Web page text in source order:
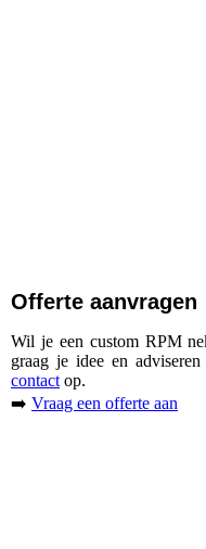
Offerte aanvragen
Wil je een custom RPM
graag je idee en
contact op.
➡️ Vraag een offerte aan